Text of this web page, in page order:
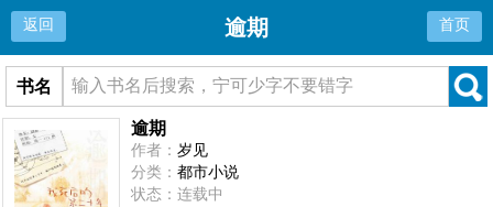
返回 逾期 首页
书名
逾期
作者：岁见
分类：都市小说
状态：连载中